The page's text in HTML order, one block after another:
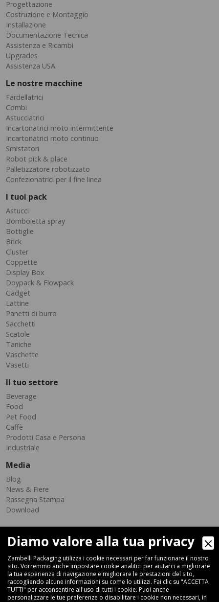
Progettazione
Costruzione e Montaggio
Installazione
Documentazione Tecnica
Assistenza e Ricambi
Upgrades
Assistenza USA
Le nostre macchine
Fardellatrici
Combi
Astucciatrici
Incartonatrici moto intermittente
Incartonatrici moto continuo
Smistatori
Robot pick & place
Palletizzatore robotizzato
Confezionatrici per il fine linea
I tuoi pack
Astucci
Bomboletta spray
Bottiglie
Brick
Cluster
Coppette
Display Box
Doypack & Flowpack
Gadget
Lattine
Panetti di burro
Sacchetti
Scatole
Taniche
Vaschette
Vasetti
Il tuo settore
Beverage
Food
Pet Food
Caffè
Prodotti Casa e Persona
Industriale
Media
Blog
News & Fiere
Rassegna Stampa
Download
Via Ferrara 35-41, 40018 San Pietro In Casale (Bologna) - ITALIA
Fax +39 051 66 68 369
Diamo valore alla tua privacy
Zambelli Packaging utilizza i cookie necessari per far funzionare il nostro
sito. Vorremmo anche impostare cookie analitici per aiutarci a migliorare
la tua esperienza di navigazione e migliorare le prestazioni del sito,
raccogliendo alcune informazioni su come lo utilizzi. Fai clic su "ACCETTA
TUTTI" per acconsentire all'uso di tutti i cookie. Puoi anche
personalizzare le tue preferenze o disabilitare i cookie non necessari, in